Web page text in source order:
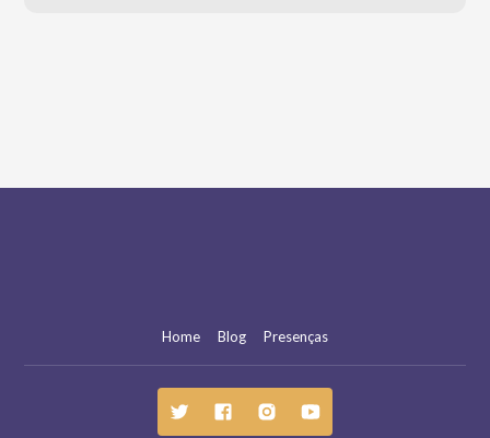
Home Blog Presenças